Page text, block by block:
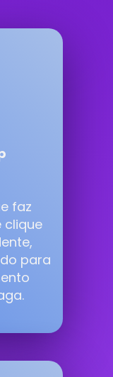
faz
clique
para